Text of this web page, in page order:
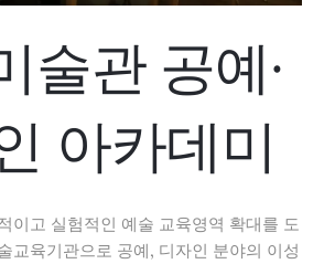
술관 공예·
아카데미
이고 실험적인 예술 교육영역 확대를 도
교육기관으로 공예, 디자인 분야의 이성